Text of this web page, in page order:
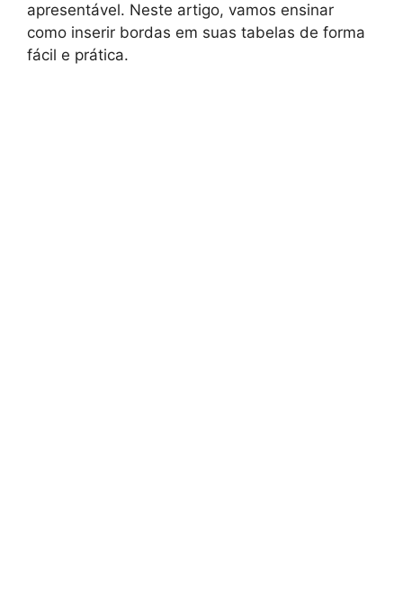
apresentável. Neste artigo, vamos ensinar
como inserir bordas em suas tabelas de forma
fácil e prática.